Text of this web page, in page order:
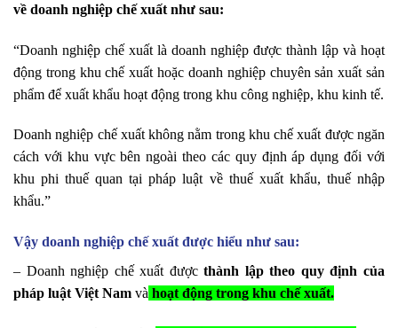
về doanh nghiệp chế xuất như sau:
“Doanh nghiệp chế xuất là doanh nghiệp được thành lập và hoạt
động trong khu chế xuất hoặc doanh nghiệp chuyên sản xuất sản
phẩm để xuất khẩu hoạt động trong khu công nghiệp, khu kinh tế.
Doanh nghiệp chế xuất không nằm trong khu chế xuất được ngăn
cách với khu vực bên ngoài theo các quy định áp dụng đối với
khu phi thuế quan tại pháp luật về thuế xuất khẩu, thuế nhập
khẩu.”
Vậy doanh nghiệp chế xuất được hiểu như sau:
– Doanh nghiệp chế xuất đượcthành lập theo quy định của
pháp luật Việt Nam và hoạt động trong khu chế xuất.